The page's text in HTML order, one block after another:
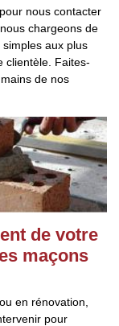
nous contacter
chargeons de
aux plus
clientèle. Faites-
de nos
de votre
maçons
en rénovation,
pour